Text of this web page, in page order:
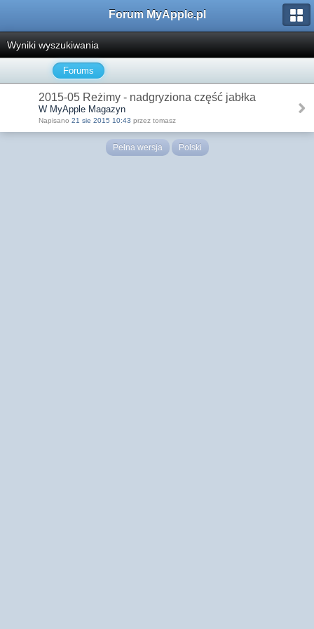
Forum MyApple.pl
Wyniki wyszukiwania
Forums
2015-05 Reżimy - nadgryziona część jabłka
W MyApple Magazyn
Napisano 21 sie 2015 10:43 przez tomasz
Pełna wersja Polski